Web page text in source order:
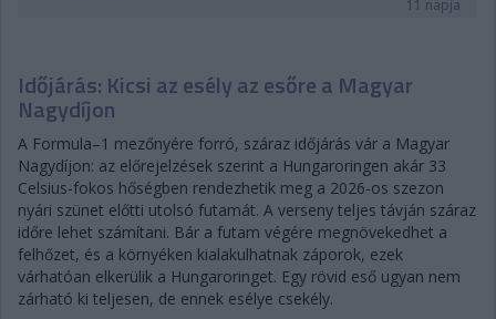
11 napja
Időjárás: Kicsi az esély az esőre a Magyar
Nagydíjon
A Formula–1 mezőnyére forró, száraz időjárás vár a Magyar
Nagydíjon: az előrejelzések szerint a Hungaroringen akár 33
Celsius-fokos hőségben rendezhetik meg a 2026-os szezon
nyári szünet előtti utolsó futamát. A verseny teljes távján száraz
időre lehet számítani. Bár a futam végére megnövekedhet a
felhőzet, és a környéken kialakulhatnak záporok, ezek
várhatóan elkerülik a Hungaroringet. Egy rövid eső ugyan nem
zárható ki teljesen, de ennek esélye csekély.